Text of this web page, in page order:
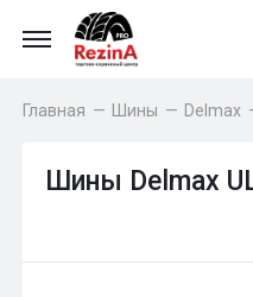
Главная — Шины — Delmax
Шины Delmax